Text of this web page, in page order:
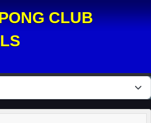
CLUB